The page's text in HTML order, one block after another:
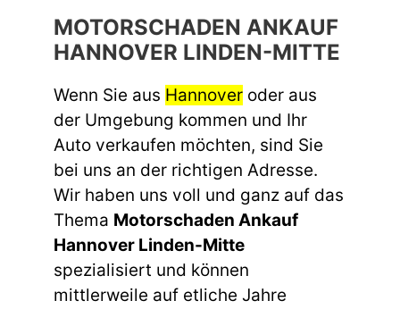
MOTORSCHADEN ANKAUF
HANNOVER LINDEN-MITTE
Wenn Sie aus Hannover oder aus
der Umgebung kommen und Ihr
Auto verkaufen möchten, sind Sie
bei uns an der richtigen Adresse.
Wir haben uns voll und ganz auf das
Thema Motorschaden Ankauf
Hannover Linden-Mitte
spezialisiert und können
mittlerweile auf etliche Jahre